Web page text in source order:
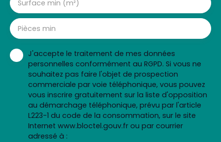
Surface min (m²)
Pièces min
J'accepte le traitement de mes données
personnelles conformément au RGPD. Si vous ne
souhaitez pas faire l'objet de prospection
commerciale par voie téléphonique, vous pouvez
vous inscrire gratuitement sur la liste d'opposition
au démarchage téléphonique, prévu par l'article
L223-1 du code de la consommation, sur le site
Internet www.bloctel.gouv.fr ou par courrier
adressé à :